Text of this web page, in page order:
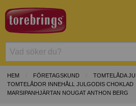
HEM FÖRETAGSKUND
TOMTELÅDA
TOMTELÅDOR INNEHÅLL JULGODIS CHOKLAD
MARSIPANHJÄRTAN NOUGAT ANTHON BERG